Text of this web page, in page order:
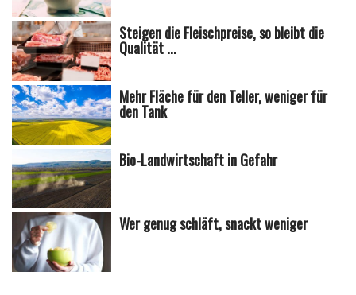
Steigen die Fleischpreise, so bleibt die
Qualität ...
Mehr Fläche für den Teller, weniger für
den Tank
Bio-Landwirtschaft in Gefahr
Wer genug schläft, snackt weniger